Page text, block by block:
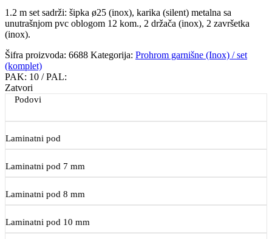
1.2 m set sadrži: šipka ø25 (inox), karika (silent) metalna sa
unutrašnjom pvc oblogom 12 kom., 2 držača (inox), 2 završetka
(inox).
Šifra proizvoda: 6688 Kategorija: Prohrom garnišne (Inox) / set
(komplet)
PAK: 10 / PAL:
Zatvori
Podovi
Laminatni pod
Laminatni pod 7 mm
Laminatni pod 8 mm
Laminatni pod 10 mm